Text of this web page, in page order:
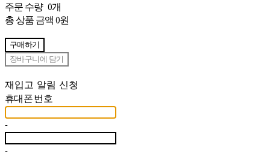
주문 수량 0개
총 상품 금액0원
구매하기
장바구니에 담기
재입고 알림 신청
휴대폰 번호
-
-